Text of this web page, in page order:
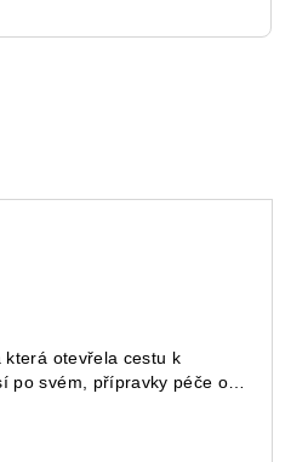
která otevřela cestu k
po svém, přípravky péče o
neboť se pokaždé